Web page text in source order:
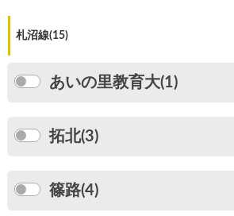
札沼線(15)
あいの里教育大(1)
拓北(3)
篠路(4)